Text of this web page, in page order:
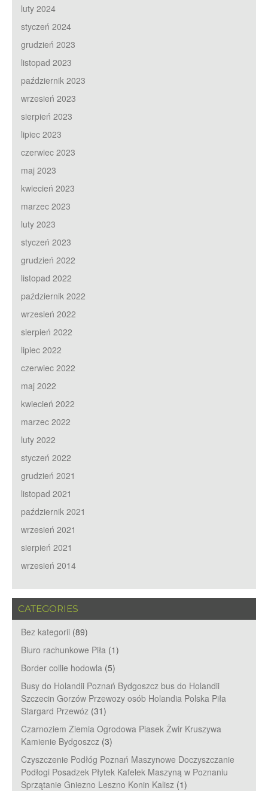
luty 2024
styczeń 2024
grudzień 2023
listopad 2023
październik 2023
wrzesień 2023
sierpień 2023
lipiec 2023
czerwiec 2023
maj 2023
kwiecień 2023
marzec 2023
luty 2023
styczeń 2023
grudzień 2022
listopad 2022
październik 2022
wrzesień 2022
sierpień 2022
lipiec 2022
czerwiec 2022
maj 2022
kwiecień 2022
marzec 2022
luty 2022
styczeń 2022
grudzień 2021
listopad 2021
październik 2021
wrzesień 2021
sierpień 2021
wrzesień 2014
CATEGORIES
Bez kategorii (89)
Biuro rachunkowe Piła (1)
Border collie hodowla (5)
Busy do Holandii Poznań Bydgoszcz bus do Holandii
Szczecin Gorzów Przewozy osób Holandia Polska Piła
Stargard Przewóz (31)
Czarnoziem Ziemia Ogrodowa Piasek Żwir Kruszywa
Kamienie Bydgoszcz (3)
Czyszczenie Podłóg Poznań Maszynowe Doczyszczanie
Podłogi Posadzek Płytek Kafelek Maszyną w Poznaniu
Sprzątanie Gniezno Leszno Konin Kalisz (1)